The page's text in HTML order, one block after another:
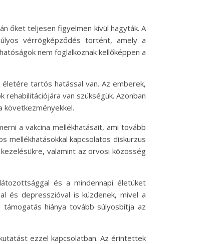
őket teljesen figyelmen kívül hagyták. A
vérrögképződés történt, amely a
nem foglalkoznak kellőképpen a
tartós hatással van. Az emberek,
van szükségük. Azonban
következményekkel.
a vakcina mellékhatásait, ami tovább
mellékhatásokkal kapcsolatos diskurzus
valamint az orvosi közösség
és a mindennapi életüket
és depresszióval is küzdenek, mivel a
hiánya tovább súlyosbítja az
ezzel kapcsolatban. Az érintettek